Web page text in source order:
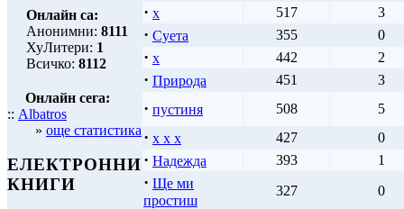
Онлайн са:
Анонимни: 8111
ХуЛитери: 1
Всичко: 8112
Онлайн сега:
:: Albatros
» още статистика
ЕЛЕКТРОННИ
КНИГИ
· x 517 3
· Суета 355 0
· х 442 2
· Природа 451 3
· пустиня 508 5
· x x x 427 0
· Надежда 393 1
· Ще ми
простиш
327 0